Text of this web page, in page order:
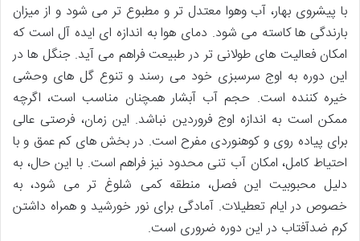
با پیشروی بهار، آب وهوا معتدل تر و مطبوع تر می شود و از میزان
بارندگی ها کاسته می شود. دمای هوا به اندازه ای ایده آل است که
امکان فعالیت های طولانی تر در طبیعت فراهم می آید. جنگل ها در
این دوره به اوج سرسبزی خود می رسند و تنوع گل های وحشی
خیره کننده است. حجم آب آبشار همچنان مناسب است، اگرچه
ممکن است به اندازه اوج فروردین نباشد. این زمان، فرصتی عالی
برای پیاده روی و کوهنوردی مفرح است. در بخش های کم عمق و با
احتیاط کامل، امکان آب تنی محدود نیز فراهم است. با این حال، به
دلیل محبوبیت این فصل، منطقه کمی شلوغ تر می شود، به
خصوص در ایام تعطیلات. آمادگی برای نور خورشید و همراه داشتن
کرم ضدآفتاب در این دوره ضروری است.